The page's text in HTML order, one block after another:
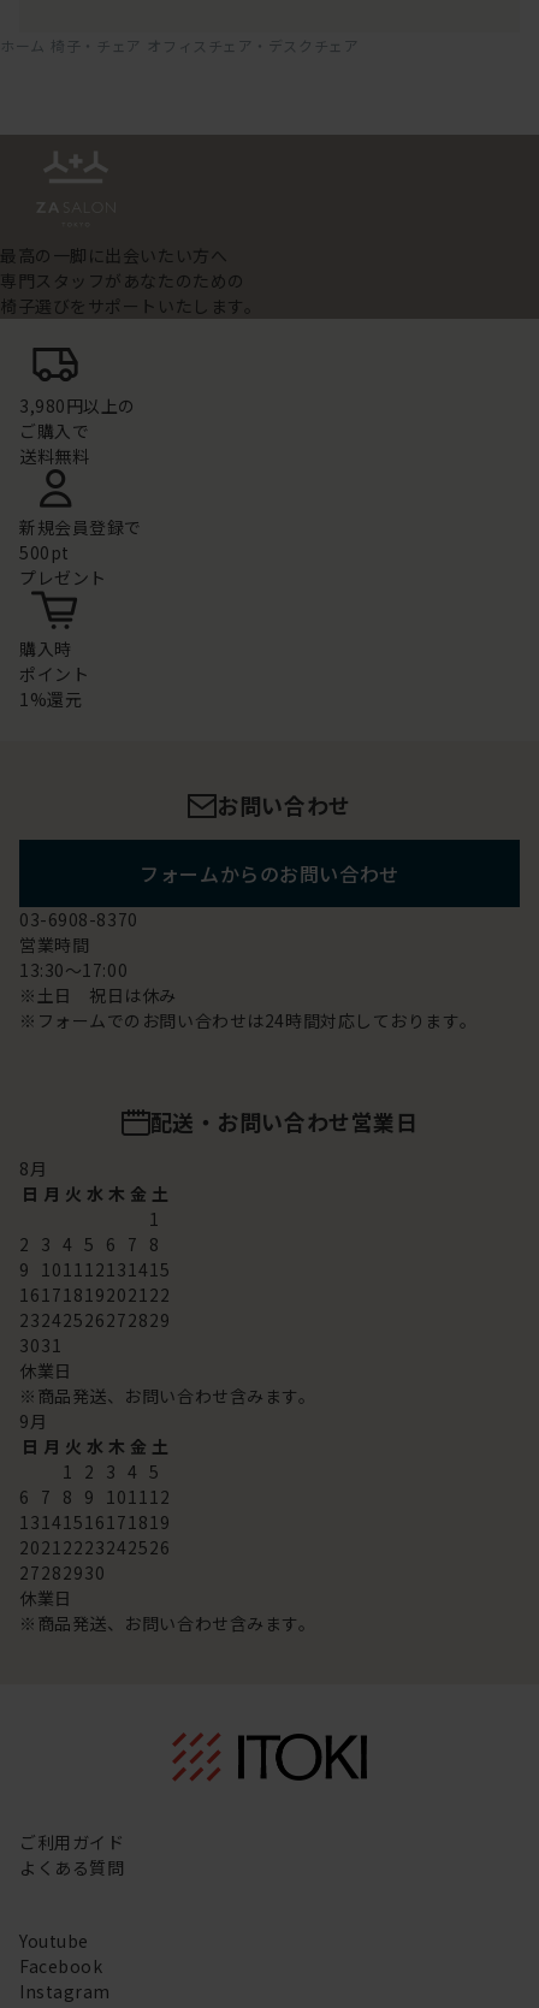
ホーム 椅子・チェア オフィスチェア・デスクチェア
最高の一脚に出会いたい方へ
専門スタッフがあなたのための
椅子選びをサポートいたします。
3,980円以上の
ご購入で
送料無料
新規会員登録で
500pt
プレゼント
購入時
ポイント
1%還元
お問い合わせ
フォームからのお問い合わせ
03-6908-8370
営業時間
13:30～17:00
※土日 祝日は休み
※フォームでのお問い合わせは24時間対応しております。
配送・お問い合わせ営業日
8月
日 月 火 水 木 金 土
1
2 3 4 5 6 7 8
9 101112131415
16171819202122
23242526272829
3031
休業日
※商品発送、お問い合わせ含みます。
9月
日 月 火 水 木 金 土
1 2 3 4 5
6 7 8 9 101112
13141516171819
20212223242526
27282930
休業日
※商品発送、お問い合わせ含みます。
ご利用ガイド
よくある質問
Youtube
Facebook
Instagram